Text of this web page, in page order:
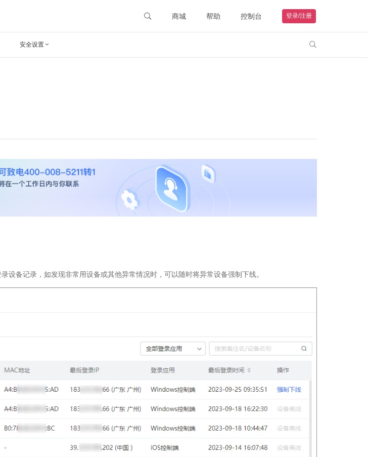
商城 帮助 控制台 登录/注册
安全设置  
设备记录，如发现非常用设备或其他异常情况时，可以随时将异常设备强制下线。